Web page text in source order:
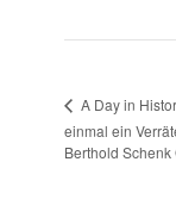
A Day in
einmal ein
Berthold Schenk